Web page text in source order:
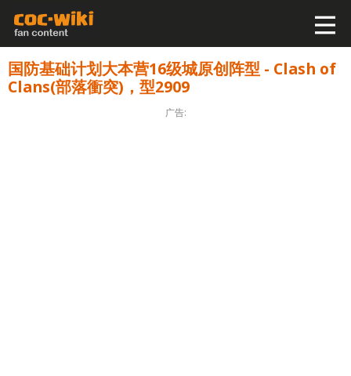
国防基础计划大本营16级城原创阵型 - Clash of
Clans(部落衝突)，型2909
广告: